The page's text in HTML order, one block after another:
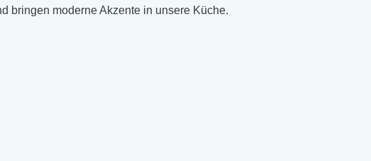
bringen moderne Akzente in unsere Küche.